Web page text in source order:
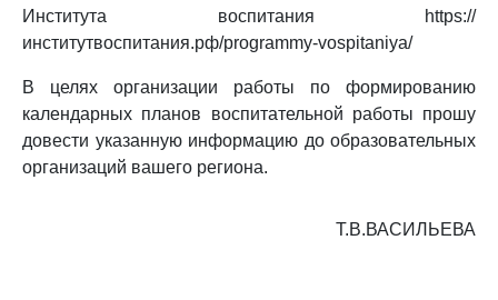
Института воспитания https://
институтвоспитания.рф/programmy-vospitaniya/
В целях организации работы по формированию
календарных планов воспитательной работы прошу
довести указанную информацию до образовательных
организаций вашего региона.
Т.В.ВАСИЛЬЕВА